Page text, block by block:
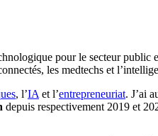
pour le secteur public
les medtechs et
, l’IA et l’entrepreneuriat. J’ai
depuis respectivement 2019 et